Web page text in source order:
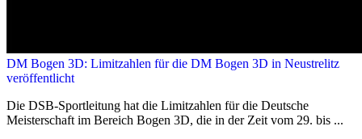
DM Bogen 3D: Limitzahlen für die DM Bogen 3D in Neustrelitz
veröffentlicht
Die DSB-Sportleitung hat die Limitzahlen für die Deutsche
Meisterschaft im Bereich Bogen 3D, die in der Zeit vom 29. bis ...